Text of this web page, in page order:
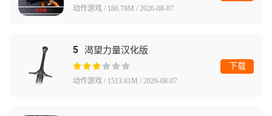
动作游戏 / 186.78M / 2026-08-07
5 渴望力量汉化版
动作游戏 / 1513.81M / 2026-08-07
下载